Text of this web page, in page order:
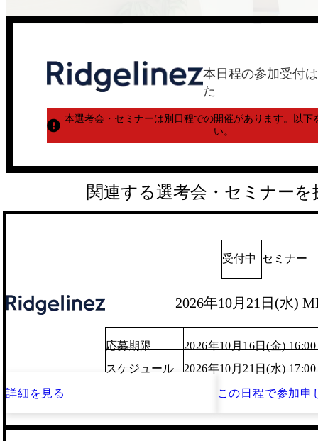
本日程の参加受付
た
本選考会・セミナーは別日程での開催があります。
以下
い。
関連する選考会・セミナーを
受付中 セミナー
2026年10月21日(水)
応募期限
2026年10月16日(金) 16:00
スケジュール
2026年10月21日(水)
詳細を見る この日程で参加申